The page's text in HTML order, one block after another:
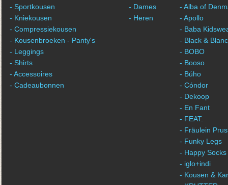
- Sportkousen
- Kniekousen
- Compressiekousen
- Kousenbroeken - Panty's
- Leggings
- Shirts
- Accessoires
- Cadeaubonnen
- Dames
- Heren
- Alba of
- Apollo
- Baba
- Black &
- BOBO
- Booso
- Búho
- Cóndor
- Dekoop
- En Fant
- FEAT.
- Fräulein
- Funky Legs
- Happy Socks
- iglo+indi
- Kousen &